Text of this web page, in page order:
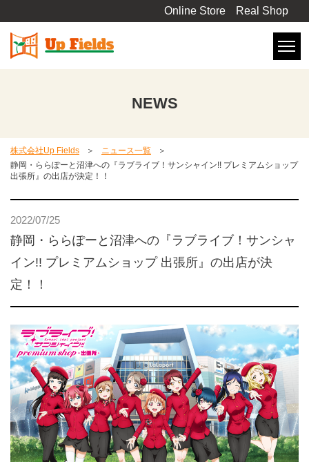
Online Store Real Shop
NEWS
株式会社Up Fields
ニュース一覧
静岡・ららぽーと沼津への『ラブライブ！サンシャイン!! プレミアムショップ
出張所』の出店が決定！！
2022/07/25
静岡・ららぽーと沼津への『ラブライブ！サンシャ
イン!! プレミアムショップ 出張所』の出店が決
定！！